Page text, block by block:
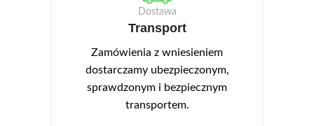
Dostawa
Transport
Zamówienia z wniesieniem
dostarczamy ubezpieczonym,
sprawdzonym i bezpiecznym
transportem.